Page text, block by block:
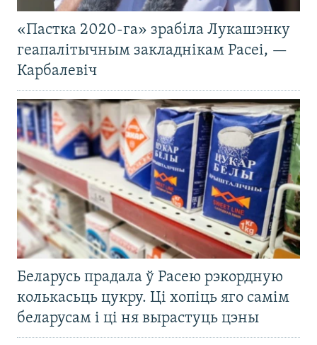
«Пастка 2020-га» зрабіла Лукашэнку
геапалітычным закладнікам Расеі, —
Карбалевіч
Беларусь прадала ў Расею рэкордную
колькасьць цукру. Ці хопіць яго самім
беларусам і ці ня вырастуць цэны